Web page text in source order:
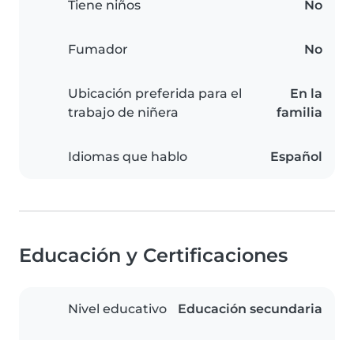
Tiene niños No
Fumador No
Ubicación preferida para el
trabajo de niñera
En la
familia
Idiomas que hablo Español
Educación y Certificaciones
Nivel educativo Educación secundaria